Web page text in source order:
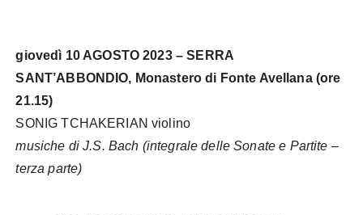
giovedì 10 AGOSTO 2023 – SERRA
SANT’ABBONDIO, Monastero di Fonte Avellana (ore
21.15)
SONIG TCHAKERIAN violino
musiche di J.S. Bach (integrale delle Sonate e Partite –
terza parte)